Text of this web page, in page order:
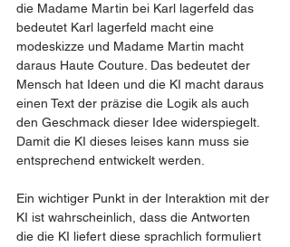
die Madame Martin bei Karl lagerfeld das
bedeutet Karl lagerfeld macht eine
modeskizze und Madame Martin macht
daraus Haute Couture. Das bedeutet der
Mensch hat Ideen und die KI macht daraus
einen Text der präzise die Logik als auch
den Geschmack dieser Idee widerspiegelt.
Damit die KI dieses leises kann muss sie
entsprechend entwickelt werden.
Ein wichtiger Punkt in der Interaktion mit der
KI ist wahrscheinlich, dass die Antworten
die die KI liefert diese sprachlich formuliert